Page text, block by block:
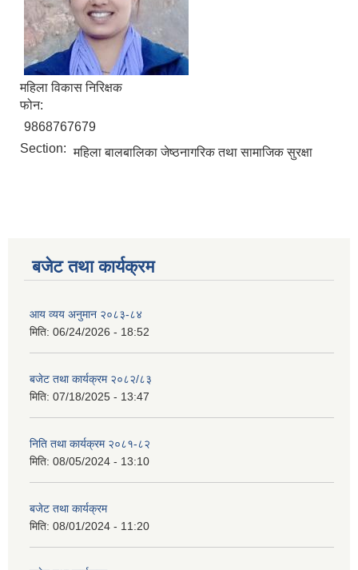
महिला विकास निरिक्षक
फोन:
9868767679
Section: महिला बालबालिका जेष्ठनागरिक तथा सामाजिक सुरक्षा
बजेट तथा कार्यक्रम
आय व्यय अनुमान २०८३-८४
मिति: 06/24/2026 - 18:52
बजेट तथा कार्यक्रम २०८२/८३
मिति: 07/18/2025 - 13:47
निति तथा कार्यक्रम २०८१-८२
मिति: 08/05/2024 - 13:10
बजेट तथा कार्यक्रम
मिति: 08/01/2024 - 11:20